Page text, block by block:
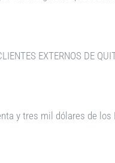
EXTERNOS DE
y tres mil dólares de los